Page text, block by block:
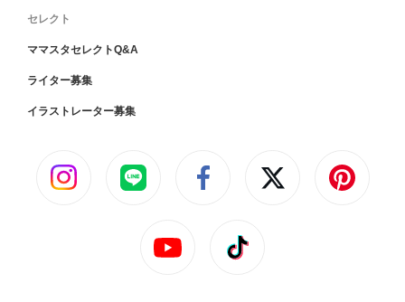
セレクト
ママスタセレクトQ&A
ライター募集
イラストレーター募集